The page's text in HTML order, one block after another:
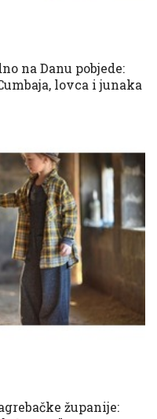
na Danu pobjede:
lovca i junaka
županije: